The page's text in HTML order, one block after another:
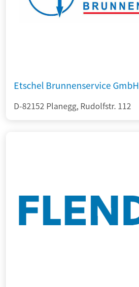
Etschel Brunnenservice GmbH
D-82152 Planegg, Rudolfstr. 112